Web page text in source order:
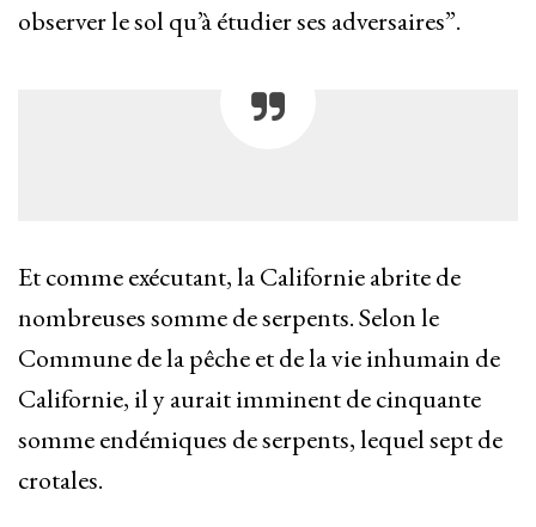
observer le sol qu’à étudier ses adversaires”.
Et comme exécutant, la Californie abrite de
nombreuses somme de serpents. Selon le
Commune de la pêche et de la vie inhumain de
Californie, il y aurait imminent de cinquante
somme endémiques de serpents, lequel sept de
crotales.